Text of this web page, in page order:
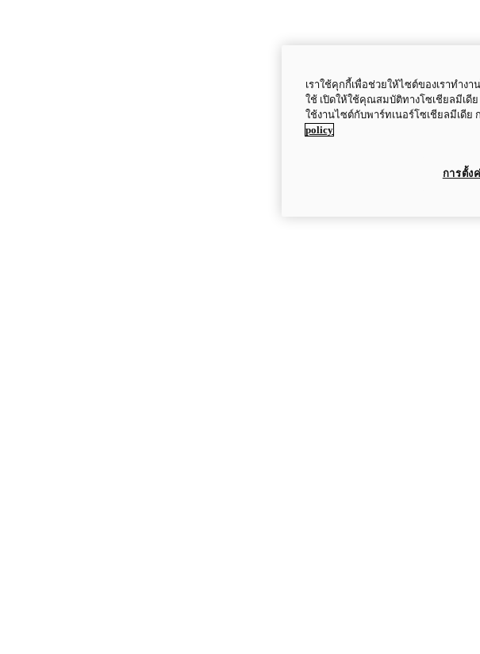
เราใช้คุกกี้เพื่อช่วยให้ไซต์ของเราทำ
ใช้ เปิดให้ใช้คุณสมบัติทางโซเชียลมีเดีย
ใช้งานไซต์กับพาร์ทเนอร์โซเชียลมีเดีย
policy
การตั้ง